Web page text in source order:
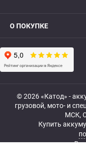
О ПОКУПКЕ
© 2026 «Катод» -
грузовой, мото- и
МСК,
Купить